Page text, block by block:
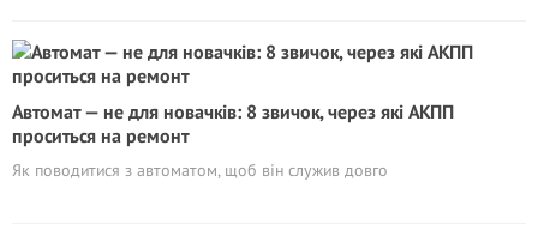
Автомат — не для новачків: 8 звичок, через які АКПП
проситься на ремонт
Як поводитися з автоматом, щоб він служив довго